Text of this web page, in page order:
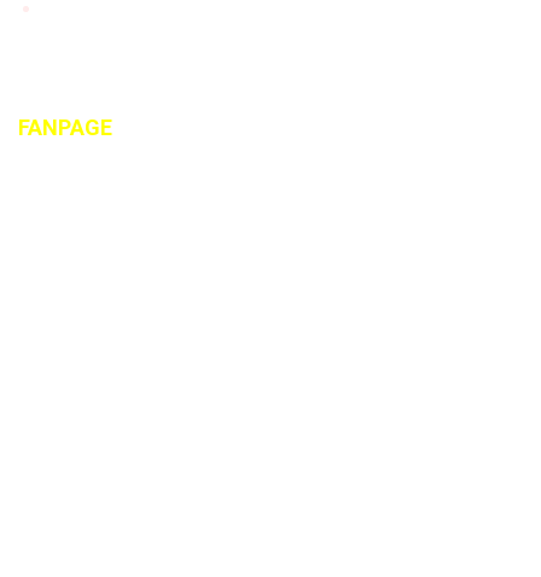
FANPAGE